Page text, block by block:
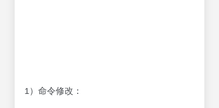
1）命令修改：